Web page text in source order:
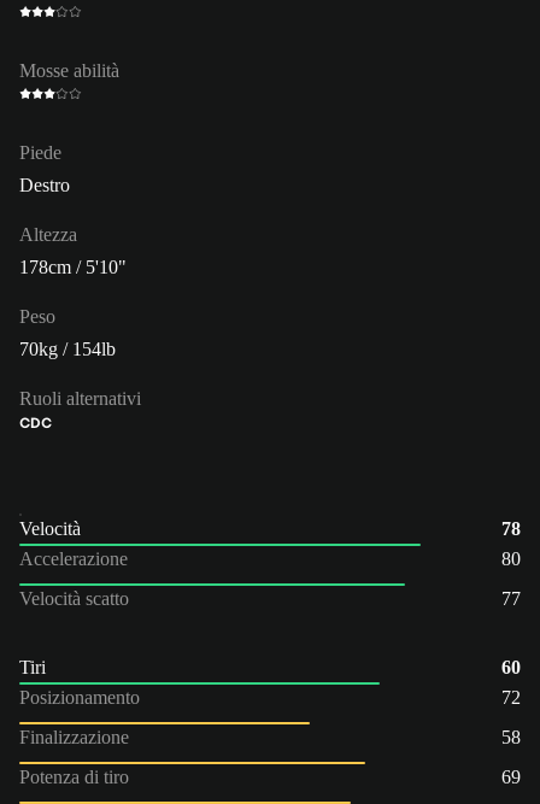
Mosse abilità
Piede
Destro
Altezza
178cm / 5'10"
Peso
70kg / 154lb
Ruoli alternativi
CDC
Velocità
78
Accelerazione
80
Velocità scatto
77
Tiri
60
Posizionamento
72
Finalizzazione
58
Potenza di tiro
69